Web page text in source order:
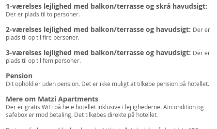
1-værelses lejlighed med balkon/terrasse og skrå havudsigt:
Der er plads til to personer.
2-værelses lejlighed med balkon/terrasse og havudsigt: Der er
plads til op til fire personer.
3-værelses lejlighed med balkon/terrasse og havudsigt: Der er
plads til op til fem personer.
Pension
Dit ophold er uden pension. Det er ikke muligt at tilkøbe pension på hotellet.
Mere om Matzi Apartments
Der er gratis WiFi på hele hotellet inklusive i lejlighederne. Aircondition og
safebox er mod betaling. Det tilkøbes direkte på hotellet.